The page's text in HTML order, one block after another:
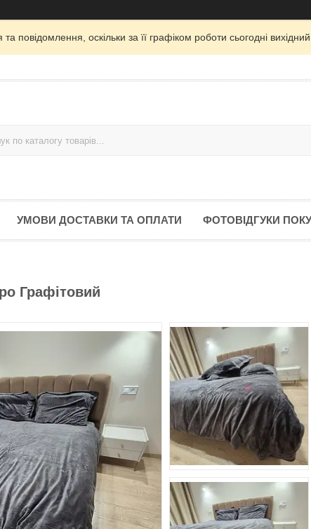
повідомлення, оскільки за її графіком роботи сьогодні
УМОВИ ДОСТАВКИ ТА ОПЛАТИ ФОТОВІДГУКИ
Графітовий